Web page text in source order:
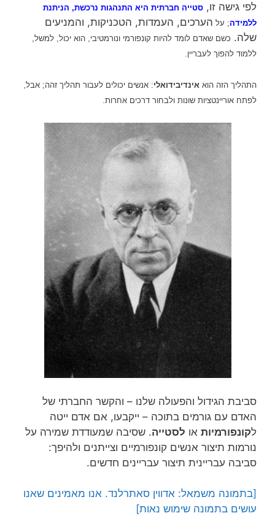
לפי גישה זו, סטייה חברתית היא התנהגות נרכשת, הניתנת
ללמידה; על הערכים, העמדות, הטכניקות, והמניעים
שלה. כשם שאדם לומד להיות קונפורמי ונורמטיבי, הוא יכול, למשל,
ללמוד להפוך לעבריין.
התהליך הזה הוא אינדיבידואלי: אנשים יכולים לעבור תהליך זהה; אבל,
לפתח אוריינטציות שונות ולבחור דרכים אחרות.
סביבת הגידול והפעולה שלנו – והקשר החברתי של
האדם עם גורמים בתוכה – ייקבעו, אם אדם ייטה
לקונפורמיות או לסטייה. שסיבה שמעודדת שמירה על
נורמות תיצור אנשים קונפורמיים וצייתנים ולהיפך:
סביבה עבריינית תיצור עבריינים חדשים.
[בתמונה משמאל: אדווין סאתרלנד. אנו מאמינים שאנו
עושים בתמונה שימוש נאות]